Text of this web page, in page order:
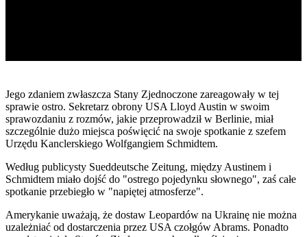
Jego zdaniem zwłaszcza Stany Zjednoczone zareagowały w tej
sprawie ostro. Sekretarz obrony USA Lloyd Austin w swoim
sprawozdaniu z rozmów, jakie przeprowadził w Berlinie, miał
szczególnie dużo miejsca poświęcić na swoje spotkanie z szefem
Urzędu Kanclerskiego Wolfgangiem Schmidtem.
Według publicysty Sueddeutsche Zeitung, między Austinem i
Schmidtem miało dojść do "ostrego pojedynku słownego", zaś całe
spotkanie przebiegło w "napiętej atmosferze".
Amerykanie uważają, że dostaw Leopardów na Ukrainę nie można
uzależniać od dostarczenia przez USA czołgów Abrams. Ponadto